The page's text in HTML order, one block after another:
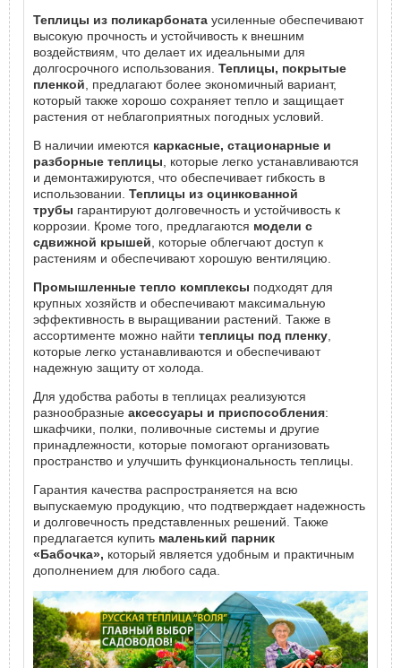
Теплицы из поликарбоната усиленные обеспечивают
высокую прочность и устойчивость к внешним
воздействиям, что делает их идеальными для
долгосрочного использования. Теплицы, покрытые
пленкой , предлагают более экономичный вариант,
который также хорошо сохраняет тепло и защищает
растения от неблагоприятных погодных условий.
В наличии имеются каркасные, стационарные и
разборные теплицы , которые легко устанавливаются
и демонтажируются, что обеспечивает гибкость в
использовании. Теплицы из оцинкованной
трубы гарантируют долговечность и устойчивость к
коррозии. Кроме того, предлагаются модели с
сдвижной крышей , которые облегчают доступ к
растениям и обеспечивают хорошую вентиляцию.
Промышленные тепло комплексы подходят для
крупных хозяйств и обеспечивают максимальную
эффективность в выращивании растений. Также в
ассортименте можно найти теплицы под пленку
которые легко устанавливаются и обеспечивают
надежную защиту от холода.
Для удобства работы в теплицах реализуются
разнообразные аксессуары и приспособления:
шкафчики, полки, поливочные системы и другие
принадлежности, которые помогают организовать
пространство и улучшить функциональность теплицы.
Гарантия качества распространяется на всю
выпускаемую продукцию, что подтверждает надежность
и долговечность представленных решений. Также
предлагается купить маленький парник
«Бабочка», который является удобным и практичным
дополнением для любого сада.